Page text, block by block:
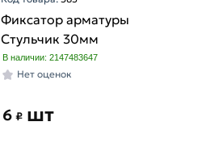
Фиксатор арматуры
Стульчик 30мм
В наличии: 2147483647
Нет оценок
6₽ шт